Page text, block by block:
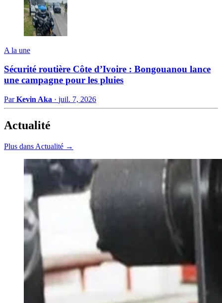
A la une
Sécurité routière Côte d’Ivoire : Bongouanou lance
une campagne pour les pluies
ParKevin Aka · juil. 7, 2026
Actualité
Plus dans Actualité →